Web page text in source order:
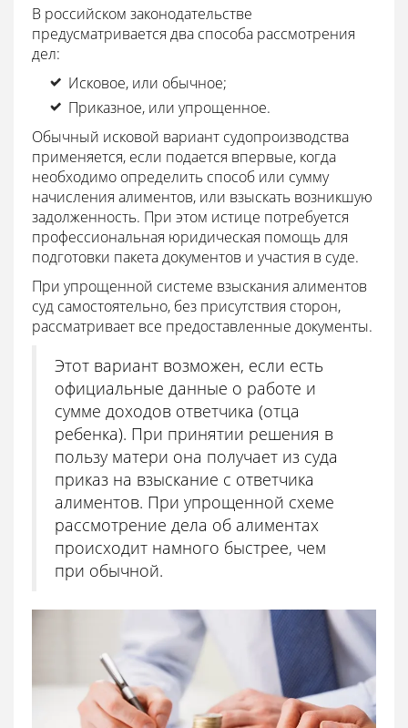
В российском законодательстве
предусматривается два способа рассмотрения
дел:
Исковое, или обычное;
Приказное, или упрощенное.
Обычный исковой вариант судопроизводства
применяется, если подается впервые, когда
необходимо определить способ или сумму
начисления алиментов, или взыскать возникшую
задолженность. При этом истице потребуется
профессиональная юридическая помощь для
подготовки пакета документов и участия в суде.
При упрощенной системе взыскания алиментов
суд самостоятельно, без присутствия сторон,
рассматривает все предоставленные документы.
Этот вариант возможен, если есть
официальные данные о работе и
сумме доходов ответчика (отца
ребенка). При принятии решения в
пользу матери она получает из суда
приказ на взыскание с ответчика
алиментов. При упрощенной схеме
рассмотрение дела об алиментах
происходит намного быстрее, чем
при обычной.